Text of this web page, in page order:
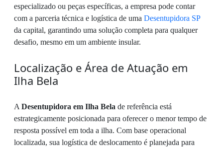
especializado ou peças específicas, a empresa pode contar
com a parceria técnica e logística de uma Desentupidora SP
da capital, garantindo uma solução completa para qualquer
desafio, mesmo em um ambiente insular.
Localização e Área de Atuação em
Ilha Bela
A Desentupidora em Ilha Bela de referência está
estrategicamente posicionada para oferecer o menor tempo de
resposta possível em toda a ilha. Com base operacional
localizada, sua logística de deslocamento é planejada para